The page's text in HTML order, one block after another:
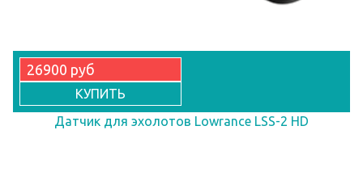
26900 руб
КУПИТЬ
Датчик для эхолотов Lowrance LSS-2 HD